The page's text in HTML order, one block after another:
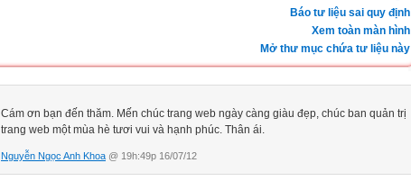
Báo tư liệu sai quy định
Xem toàn màn hình
Mở thư mục chứa tư liệu này
Cám ơn bạn đến thăm. Mến chúc trang web ngày càng giàu đẹp, chúc ban quản trị
trang web một mùa hè tươi vui và hạnh phúc. Thân ái.
Nguyễn Ngọc Anh Khoa @ 19h:49p 16/07/12